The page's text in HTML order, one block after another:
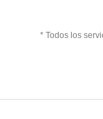
* Todos los